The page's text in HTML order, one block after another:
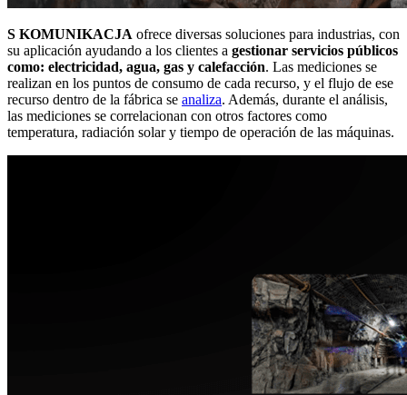
S KOMUNIKACJA ofrece diversas soluciones para industrias, con
su aplicación ayudando a los clientes a gestionar servicios públicos
como: electricidad, agua, gas y calefacción. Las mediciones se
realizan en los puntos de consumo de cada recurso, y el flujo de ese
recurso dentro de la fábrica se analiza. Además, durante el análisis,
las mediciones se correlacionan con otros factores como
temperatura, radiación solar y tiempo de operación de las máquinas.